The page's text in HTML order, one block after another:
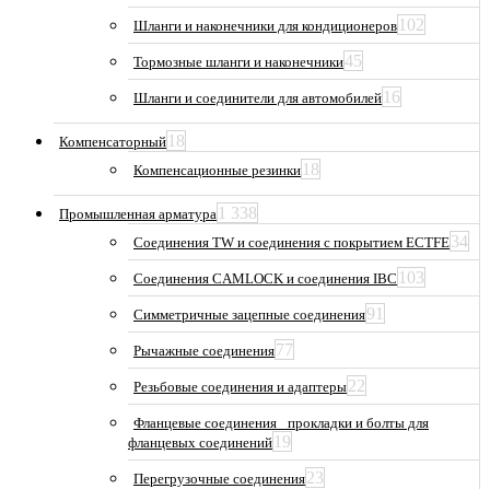
Шланги и наконечники для кондиционеров 102
Тормозные шланги и наконечники45
Шланги и соединители для автомобилей 16
Компенсаторный 18
Компенсационные резинки 18
Промышленная арматура 1 338
Соединения TW и соединения с покрытием ECTFE34
Соединения CAMLOCK и соединения IBC 103
Симметричные зацепные соединения91
Рычажные соединения77
Резьбовые соединения и адаптеры22
Фланцевые соединения_ прокладки и болты для
фланцевых соединений 19
Перегрузочные соединения23